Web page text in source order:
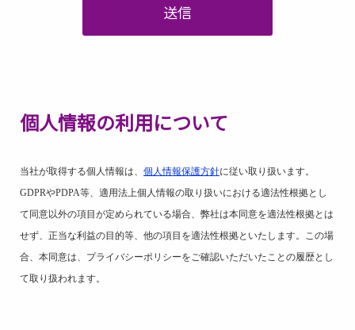
送信
個人情報の利用について
当社が取得する個人情報は、 個人情報保護方針に従い取り扱います。
GDPRやPDPA等、適用法上個人情報の取り扱いにおける適法性根拠とし
て同意以外の項目が定められている場合、弊社は本同意を適法性根拠とは
せず、正当な利益の目的等、他の項目を適法性根拠といたします。この場
合、本同意は、プライバシーポリシーをご確認いただいたことの履歴とし
て取り扱われます。